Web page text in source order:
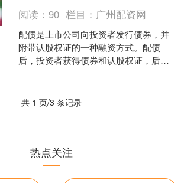
阅读：90 栏目： 广州配资网
配债是上市公司向投资者发行债券，并
附带认股权证的一种融资方式。配债
后，投资者获得债券和认股权证，后者
共 1 页/3 条记录
热点关注